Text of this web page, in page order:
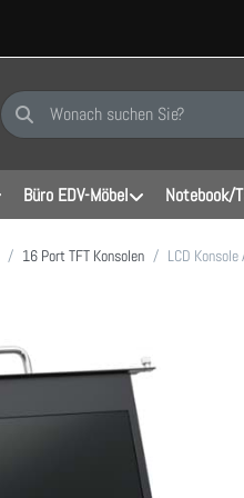
Geben Sie einen Suchbegriff ein.
Büro EDV-Möbel Notebook/
16 Port TFT Konsolen LCD